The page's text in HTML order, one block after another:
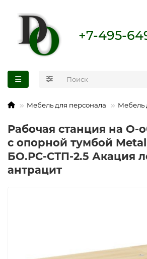
+7-495-
Мебель для персонала Мебель
Рабочая станция на О-
с опорной тумбой
БО.РС-СТП-2.5 Акация
антрацит